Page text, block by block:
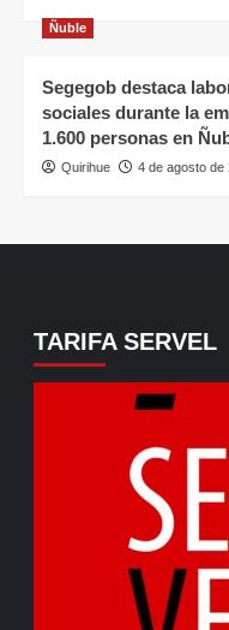
Ñuble
Segegob destaca
sociales durante la
1.600 personas en
Quirihue 4 de agosto de
TARIFA SERVEL